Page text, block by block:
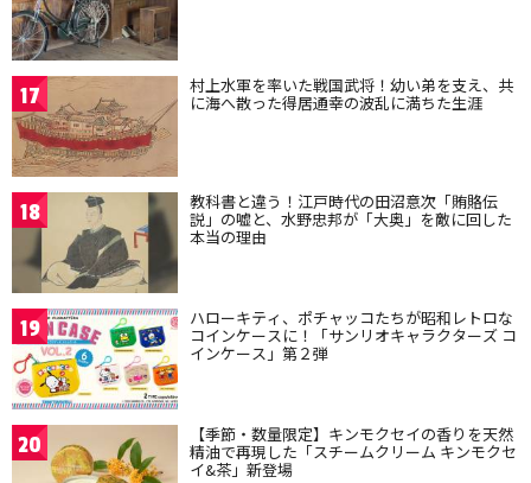
17 村上水軍を率いた戦国武将！幼い弟を支え、共
に海へ散った得居通幸の波乱に満ちた生涯
18 教科書と違う！江戸時代の田沼意次「賄賂伝
説」の嘘と、水野忠邦が「大奥」を敵に回した
本当の理由
19 ハローキティ、ポチャッコたちが昭和レトロな
コインケースに！「サンリオキャラクターズ コ
インケース」第２弾
20 【季節・数量限定】キンモクセイの香りを天然
精油で再現した「スチームクリーム キンモクセ
イ&茶」新登場